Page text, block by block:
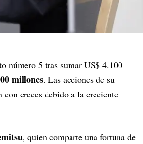
número 5 tras sumar US$ 4.100
millones. Las acciones de su
creces debido a la creciente
, quien comparte una fortuna de